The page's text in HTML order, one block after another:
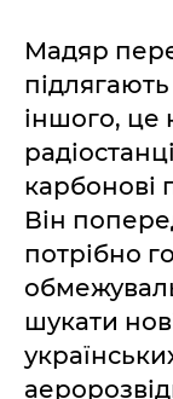
Мадяр
іншого, це
карбонові
Він
потрібно
шукати